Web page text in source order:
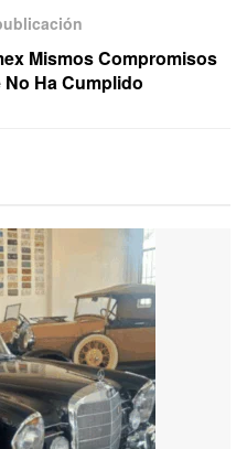
Mismos Compromisos
Ha Cumplido